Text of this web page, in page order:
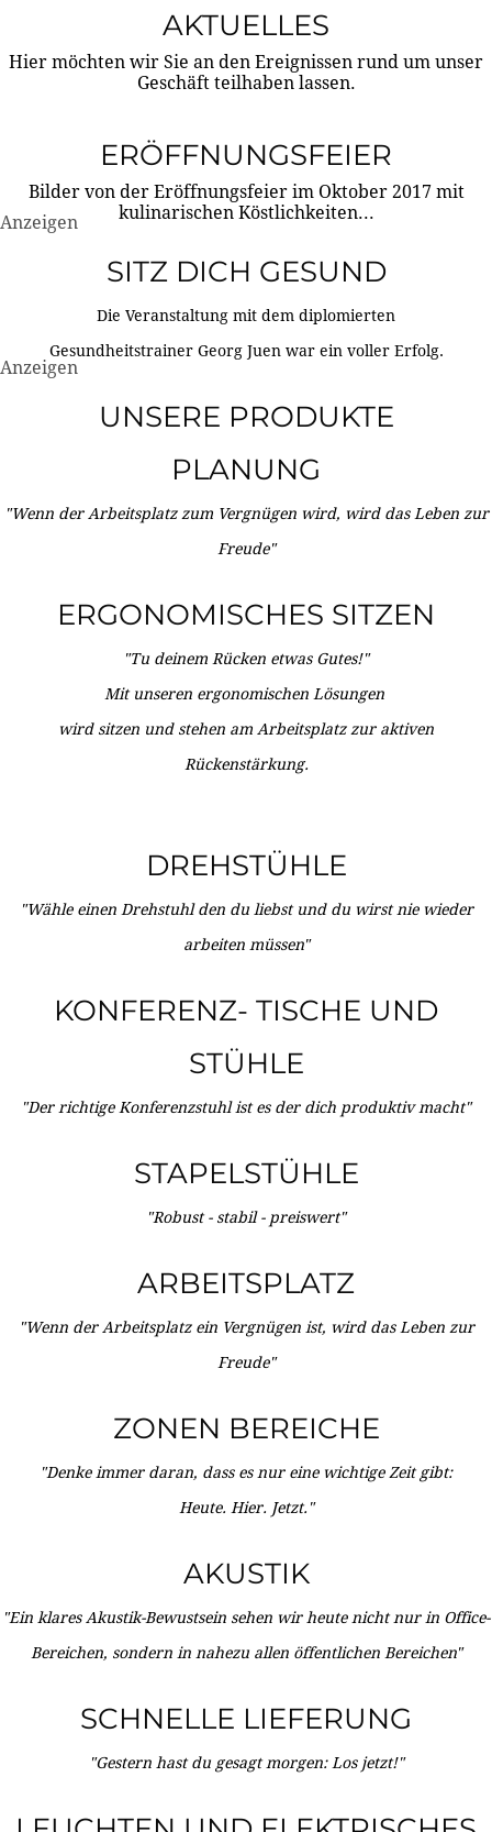
AKTUELLES
Hier möchten wir Sie an den Ereignissen rund um unser
Geschäft teilhaben lassen.
ERÖFFNUNGSFEIER
Bilder von der Eröffnungsfeier im Oktober 2017 mit
kulinarischen Köstlichkeiten...
Anzeigen
SITZ DICH GESUND
Die Veranstaltung mit dem diplomierten
Gesundheitstrainer Georg Juen war ein voller Erfolg.
Anzeigen
UNSERE PRODUKTE
PLANUNG
"Wenn der Arbeitsplatz zum Vergnügen wird, wird das Leben zur
Freude"
ERGONOMISCHES SITZEN
"Tu deinem Rücken etwas Gutes!"
Mit unseren ergonomischen Lösungen
wird sitzen und stehen am Arbeitsplatz zur aktiven
Rückenstärkung.
DREHSTÜHLE
"Wähle einen Drehstuhl den du liebst und du wirst nie wieder
arbeiten müssen"
KONFERENZ- TISCHE UND
STÜHLE
"Der richtige Konferenzstuhl ist es der dich produktiv macht"
STAPELSTÜHLE
"Robust - stabil - preiswert"
ARBEITSPLATZ
"Wenn der Arbeitsplatz ein Vergnügen ist, wird das Leben zur
Freude"
ZONEN BEREICHE
"Denke immer daran, dass es nur eine wichtige Zeit gibt:
Heute. Hier. Jetzt."
AKUSTIK
"Ein klares Akustik-Bewustsein sehen wir heute nicht nur in Office-
Bereichen, sondern in nahezu allen öffentlichen Bereichen"
SCHNELLE LIEFERUNG
"Gestern hast du gesagt morgen: Los jetzt!"